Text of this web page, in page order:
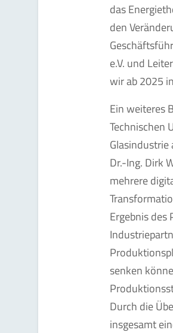
das
den
e.V. und
wir ab 2025
Ein weiteres
Technischen
Dr.-Ing. Dirk
mehrere
Ergebnis
senken
Durch die
insgesamt